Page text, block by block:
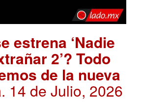
estrena ‘Nadie
2’? Todo
de la nueva
. 14 de Julio, 2026